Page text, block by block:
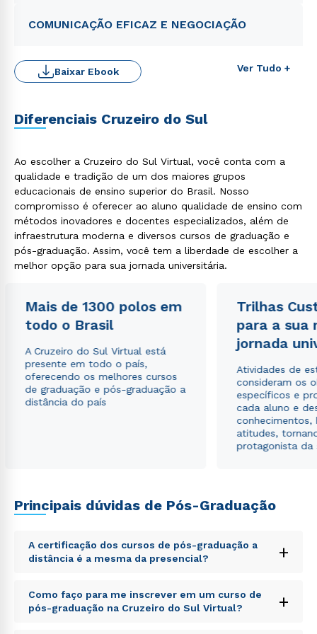
COMUNICAÇÃO EFICAZ E NEGOCIAÇÃO
Ver Tudo +
Baixar Ebook
Diferenciais Cruzeiro do Sul
Ao escolher a Cruzeiro do Sul Virtual, você conta com a
qualidade e tradição de um dos maiores grupos
educacionais de ensino superior do Brasil. Nosso
compromisso é oferecer ao aluno qualidade de ensino com
métodos inovadores e docentes especializados, além de
infraestrutura moderna e diversos cursos de graduação e
pós-graduação. Assim, você tem a liberdade de escolher a
melhor opção para sua jornada universitária.
Mais de 1300 polos em
todo o Brasil
A Cruzeiro do Sul Virtual está
presente em todo o país,
oferecendo os melhores cursos
de graduação e pós-graduação a
distância do país
Trilhas
para a sua
jornada
Atividades de
consideram os
específicos e
cada aluno e
conhecimentos,
atitudes,
protagonista da
Principais dúvidas de Pós-Graduação
A certificação dos cursos de pós-graduação a
distância é a mesma da presencial?
+
Sed ut perspiciatis unde omnis iste natus error sit
voluptatem accusantium doloremque laudantium,
totam rem aperiam, eaque ipsa quae ab illo inventore
Como faço para me inscrever em um curso de
pós-graduação na Cruzeiro do Sul Virtual?
+
WhatsApp
ou
autorizo que meus dados sejam utilizados para o
envio de conteúdos da Cruzeiro do Sul.